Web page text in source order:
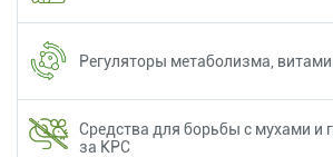
Регуляторы метаболизма,
Средства для борьбы с мухами и
за КРС